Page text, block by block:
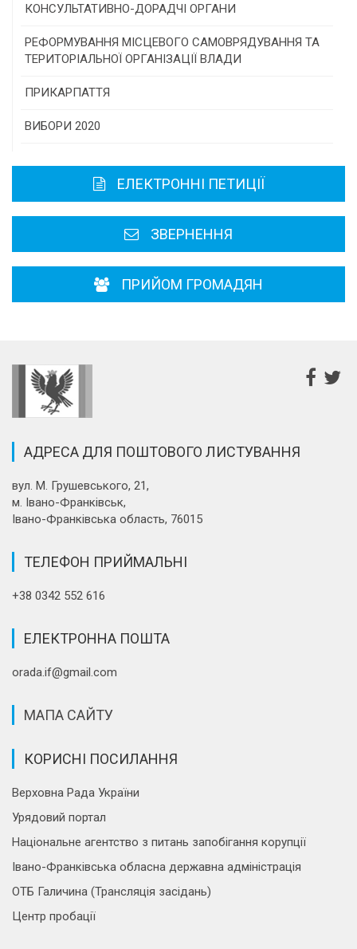
Програми/конкурси МТД
КОНСУЛЬТАТИВНО-ДОРАДЧІ ОРГАНИ
Консультативна рада
РЕФОРМУВАННЯ МІСЦЕВОГО САМОВРЯДУВАННЯ ТА
ТЕРИТОРІАЛЬНОЇ ОРГАНІЗАЦІЇ ВЛАДИ
ПРИКАРПАТТЯ
Історична довідка
Районні, міські ради
ВИБОРИ 2020
ЕЛЕКТРОННІ ПЕТИЦІЇ
ЗВЕРНЕННЯ
ПРИЙОМ ГРОМАДЯН
АДРЕСА ДЛЯ ПОШТОВОГО ЛИСТУВАННЯ
вул. М. Грушевського, 21,
м. Івано-Франківськ,
Івано-Франківська область, 76015
ТЕЛЕФОН ПРИЙМАЛЬНІ
+38 0342 552 616
ЕЛЕКТРОННА ПОШТА
orada.if@gmail.com
МАПА САЙТУ
КОРИСНІ ПОСИЛАННЯ
Верховна Рада України
Урядовий портал
Національне агентство з питань запобігання корупції
Івано-Франківська обласна державна адміністрація
ОТБ Галичина (Трансляція засідань)
Центр пробації